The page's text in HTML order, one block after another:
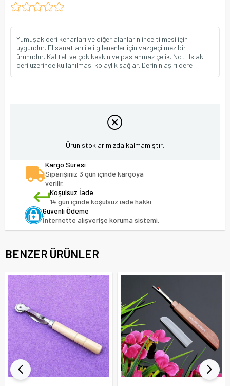
Yumuşak deri kenarları ve diğer alanların inceltilmesi için
uygundur. El sanatları ile ilgilenenler için vazgeçilmez bir
ürünüdür. Kaliteli ve çok keskin ve paslanmaz çelik. Not: Islak
deri üzerinde kullanılması kolaylık sağlar. Derinin aşırı dere
Ürün stoklarımızda kalmamıştır.
Kargo Süresi
Siparişiniz 3 gün içinde kargoya
verilir.
Koşulsuz İade
14 gün içinde koşulsuz iade hakkı.
Güvenli Ödeme
İnternette alışverişe koruma sistemi.
BENZER ÜRÜNLER